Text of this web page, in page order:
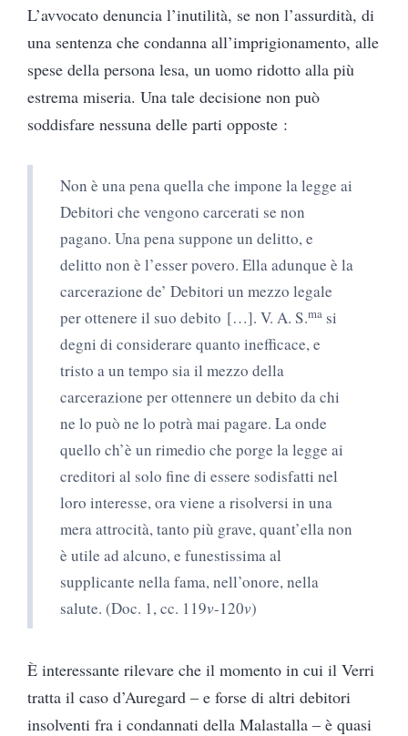
L’avvocato denuncia l’inutilità, se non l’assurdità, di
una sentenza che condanna all’imprigionamento, alle
spese della persona lesa, un uomo ridotto alla più
estrema miseria. Una tale decisione non può
soddisfare nessuna delle parti opposte :
Non è una pena quella che impone la legge ai
Debitori che vengono carcerati se non
pagano. Una pena suppone un delitto, e
delitto non è l’esser povero. Ella adunque è la
carcerazione de’ Debitori un mezzo legale
per ottenere il suo debito […]. V. A. S.ma si
degni di considerare quanto inefficace, e
tristo a un tempo sia il mezzo della
carcerazione per ottennere un debito da chi
ne lo può ne lo potrà mai pagare. La onde
quello ch’è un rimedio che porge la legge ai
creditori al solo fine di essere sodisfatti nel
loro interesse, ora viene a risolversi in una
mera attrocità, tanto più grave, quant’ella non
è utile ad alcuno, e funestissima al
supplicante nella fama, nell’onore, nella
salute. (Doc. 1, cc. 119v-120v)
È interessante rilevare che il momento in cui il Verri
tratta il caso d’Auregard – e forse di altri debitori
insolventi fra i condannati della Malastalla – è quasi